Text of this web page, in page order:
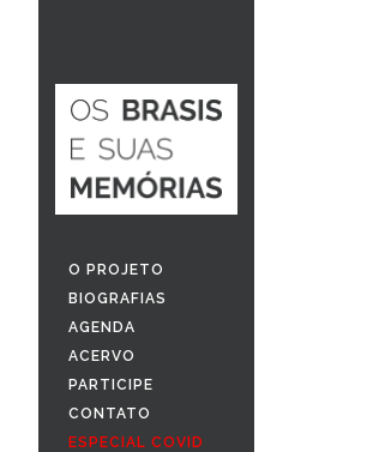
O PROJETO
BIOGRAFIAS
AGENDA
ACERVO
PARTICIPE
CONTATO
ESPECIAL COVID